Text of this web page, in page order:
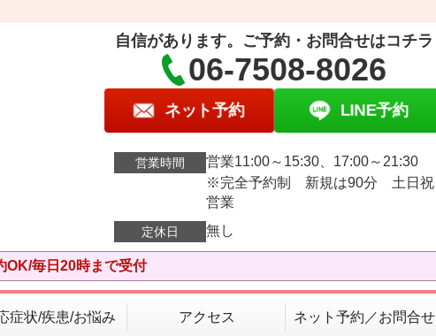
自信があります。ご予約・お問合せはコチラ
06-7508-8026
ネット予約 LINE予約
営業時間
営業11:00～15:30、17:00～21:30
※完全予約制 新規は90分 土日祝
営業
定休日 無し
OK/毎日20時まで受付
症状/疾患/お悩み アクセス ネット予約／お問合せ